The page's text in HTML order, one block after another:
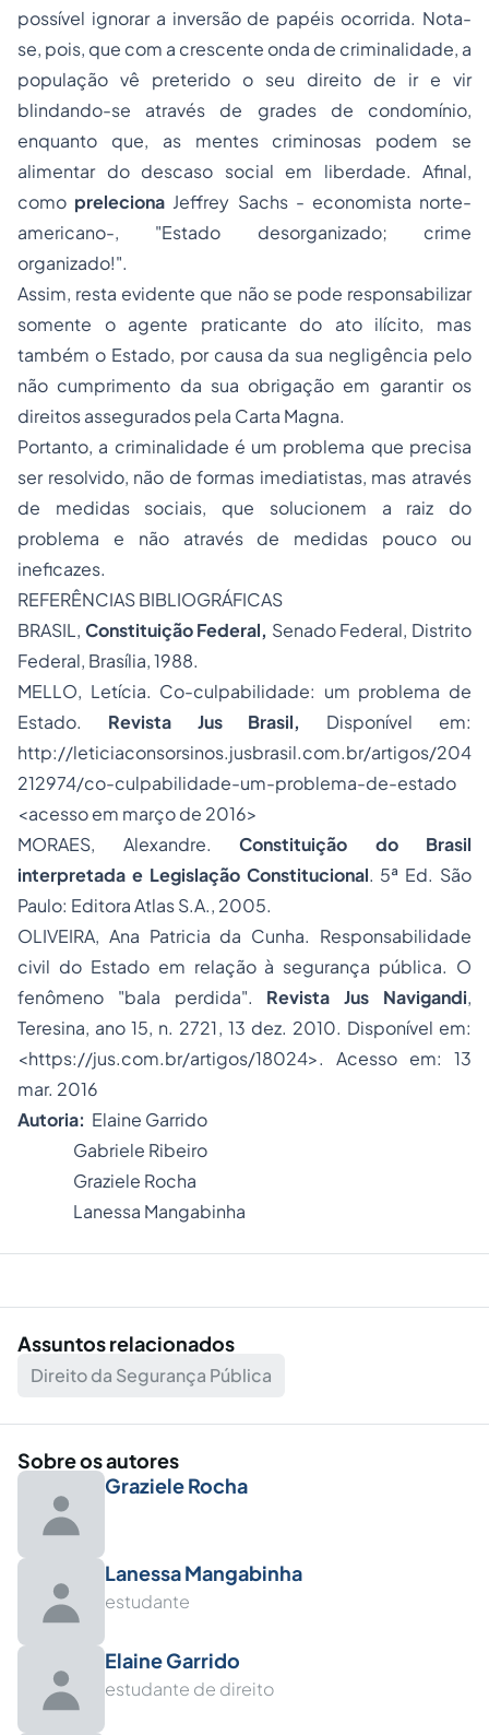
possível ignorar a inversão de papéis ocorrida. Nota-
se, pois, que com a crescente onda de criminalidade, a
população vê preterido o seu direito de ir e vir
blindando-se através de grades de condomínio,
enquanto que, as mentes criminosas podem se
alimentar do descaso social em liberdade. Afinal,
como preleciona Jeffrey Sachs - economista norte-
americano-, "Estado desorganizado; crime
organizado!".
Assim, resta evidente que não se pode responsabilizar
somente o agente praticante do ato ilícito, mas
também o Estado, por causa da sua negligência pelo
não cumprimento da sua obrigação em garantir os
direitos assegurados pela Carta Magna.
Portanto, a criminalidade é um problema que precisa
ser resolvido, não de formas imediatistas, mas através
de medidas sociais, que solucionem a raiz do
problema e não através de medidas pouco ou
ineficazes.
REFERÊNCIAS BIBLIOGRÁFICAS
BRASIL, Constituição Federal, Senado Federal, Distrito
Federal, Brasília, 1988.
MELLO, Letícia. Co-culpabilidade: um problema de
Estado. Revista Jus Brasil,
Disponível em:
http://leticiaconsorsinos.jusbrasil.com.br/artigos/204
212974/co-culpabilidade-um-problema-de-estado
<acesso em março de 2016>
MORAES, Alexandre. Constituição do Brasil
interpretada e Legislação Constitucional. 5ª Ed. São
Paulo: Editora Atlas S.A., 2005.
OLIVEIRA, Ana Patricia da Cunha. Responsabilidade
civil do Estadoem relação à segurança pública. O
fenômeno "bala perdida". Revista Jus Navigandi,
Teresina, ano 15, n. 2721, 13 dez. 2010. Disponível em:
<https://jus.com.br/artigos/18024>. Acesso em: 13
mar. 2016
Autoria: Elaine Garrido
Gabriele Ribeiro
Graziele Rocha
Lanessa Mangabinha
Assuntos relacionados
Direito da Segurança Pública
Sobre os autores
Graziele Rocha
Lanessa Mangabinha
estudante
Elaine Garrido
estudante de direito